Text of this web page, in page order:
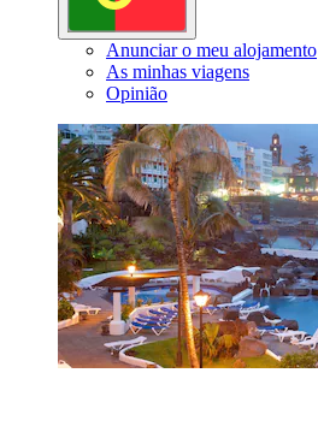
Anunciar o meu alojamento
As minhas viagens
Opinião